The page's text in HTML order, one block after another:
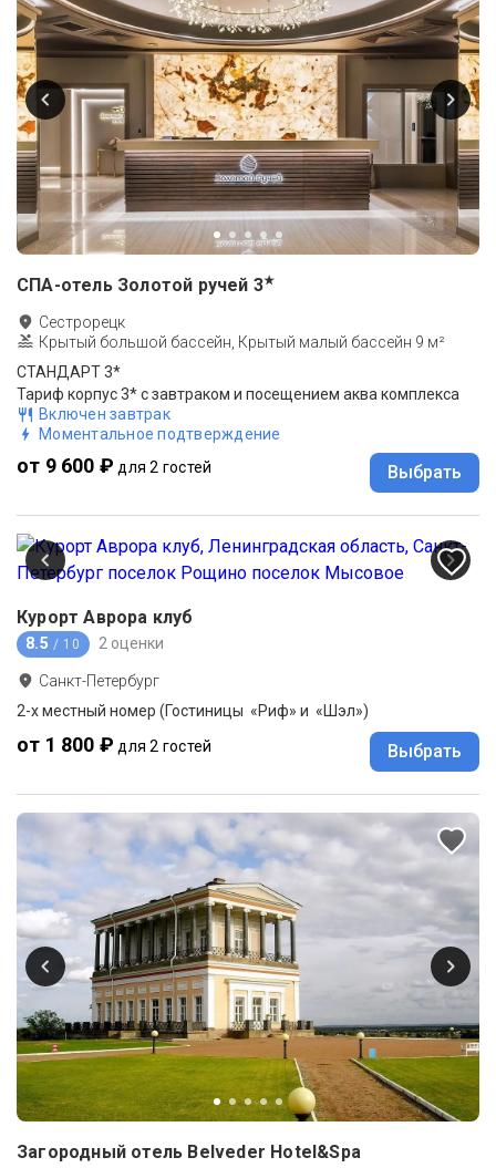
СПА-отель Золотой ручей 3★
Сестрорецк
Крытый большой бассейн, Крытый малый бассейн 9 м²
СТАНДАРТ 3*
Тариф корпус 3* с завтраком и посещением аква комплекса
Включен завтрак
Моментальное подтверждение
от 9 600 ₽ для 2 гостей Выбрать
Курорт Аврора клуб
8.5 / 10 2 оценки
Санкт-Петербург
2-х местный номер (Гостиницы «Риф» и «Шэл»)
от 1 800 ₽ для 2 гостей Выбрать
Загородный отель Belveder Hotel&Spa